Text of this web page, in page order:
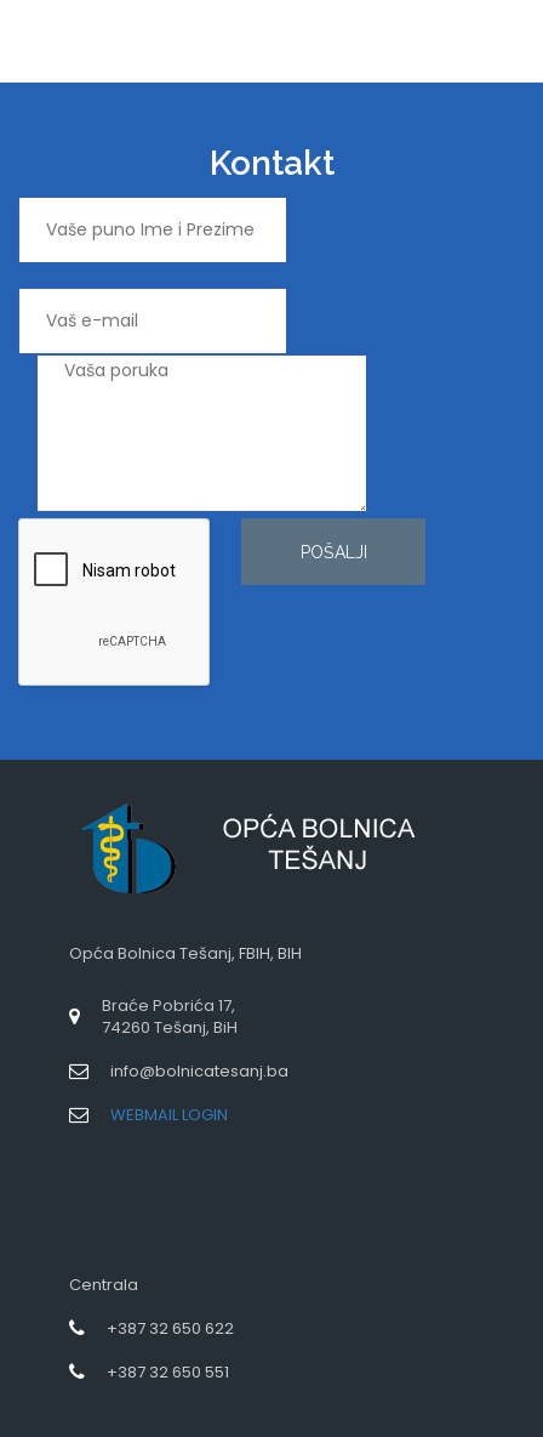
Kontakt
POŠALJI
Opća Bolnica Tešanj, FBIH, BIH
Braće Pobrića 17,
74260 Tešanj, BiH
info@bolnicatesanj.ba
WEBMAIL LOGIN
Centrala
+387 32 650 622
+387 32 650 551